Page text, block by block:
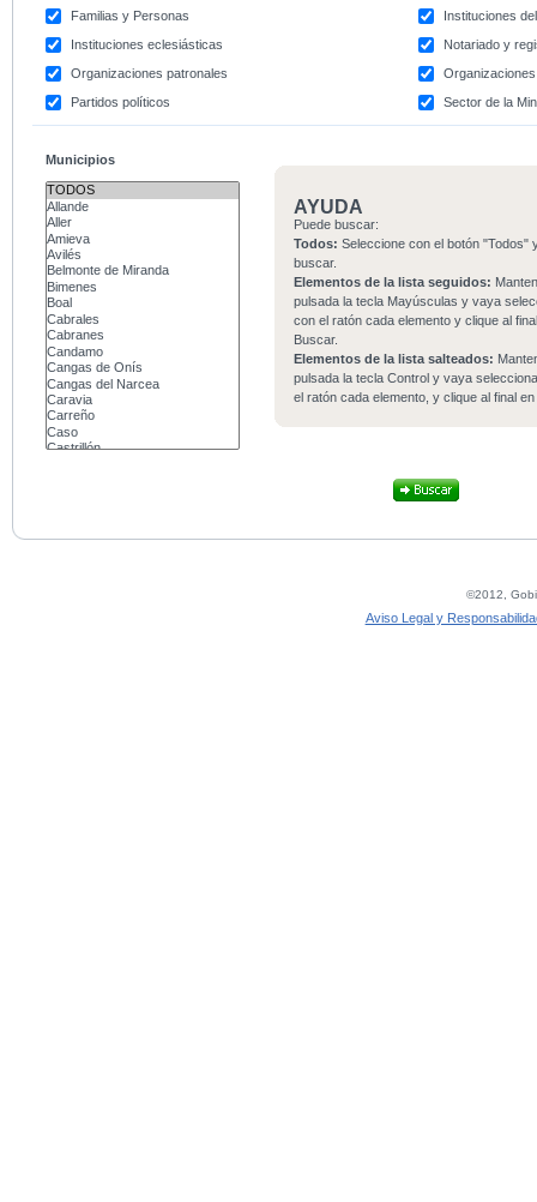
Familias y Personas
Instituciones
Instituciones eclesiásticas
Notariado y
Organizaciones patronales
Partidos políticos
Sector de la
Municipios
AYUDA
Puede buscar:
Todos: Seleccione con el botón "Todos"
buscar.
Elementos de la lista seguidos:
pulsada la tecla Mayúsculas y vaya
con el ratón cada elemento y clique al
Buscar.
Elementos de la lista salteados:
pulsada la tecla Control y vaya
el ratón cada elemento, y clique al final
©2012,
Aviso Legal y